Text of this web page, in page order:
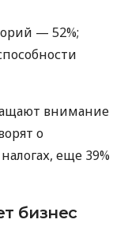
— 52%;
внимание
о
еще 39%
бизнес